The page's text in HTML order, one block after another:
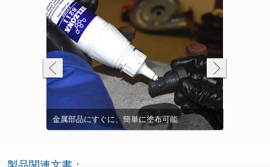
シールされた機器のボルトに塗布して、将来の
解体に備える